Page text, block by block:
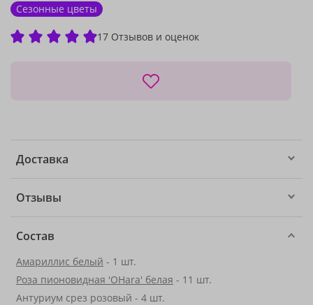
Сезонные цветы
17 Отзывов и оценок
Доставка
Отзывы
Состав
Амариллис белый - 1 шт.
Роза пионовидная 'OHara' белая - 11 шт.
Антуриум срез розовый - 4 шт.